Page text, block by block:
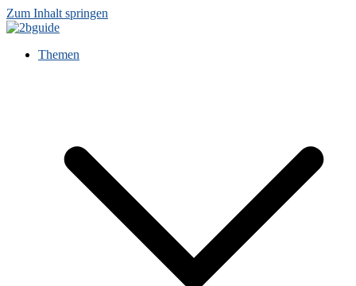
Zum Inhalt springen
Themen